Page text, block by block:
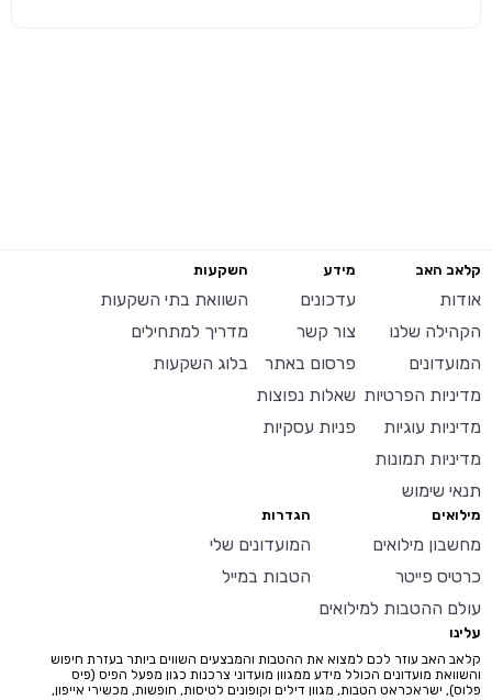
קלאב האב
אודות
הקהילה שלנו
המועדונים
מדיניות הפרטיות
מדיניות עוגיות
מדיניות תמונות
תנאי שימוש
מידע
עדכונים
צור קשר
פרסום באתר
שאלות נפוצות
פניות עסקיות
השקעות
השוואת בתי השקעות
מדריך למתחילים
בלוג השקעות
מילואים
מחשבון מילואים
כרטיס פייטר
עולם ההטבות למילואים
הגדרות
המועדונים שלי
הטבות במייל
עלינו
קלאב האב עוזר לכם למצוא את ההטבות והמבצעים השווים ביותר בעזרת חיפוש
והשוואת מועדונים הכולל מידע ממגוון מועדוני צרכנות כגון מפעל הפיס (פיס
פלוס), ישראכראט הטבות, מגוון דילים וקופונים לטיסות, חופשות, מכשירי אייפון,